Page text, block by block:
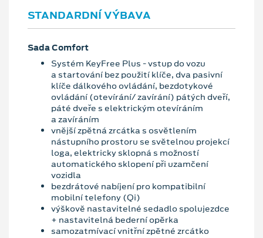
STANDARDNÍ VÝBAVA
Sada Comfort
Systém KeyFree Plus - vstup do vozu
a startování bez použití klíče, dva pasivní
klíče dálkového ovládání, bezdotykové
ovládání (otevírání/ zavírání) pátých dveří,
páté dveře s elektrickým otevíráním
a zavíráním
vnější zpětná zrcátka s osvětlením
nástupního prostoru se světelnou projekcí
loga, elektricky sklopná s možností
automatického sklopení při uzamčení
vozidla
bezdrátové nabíjení pro kompatibilní
mobilní telefony (Qi)
výškově nastavitelné sedadlo spolujezdce
+ nastavitelná bederní opěrka
samozatmívací vnitřní zpětné zrcátko